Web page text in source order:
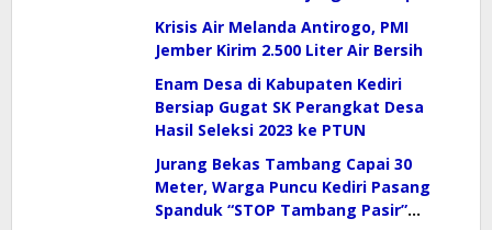
2026 (Gruop J)
Krisis Air Melanda Antirogo, PMI
Jember Kirim 2.500 Liter Air Bersih
Enam Desa di Kabupaten Kediri
Bersiap Gugat SK Perangkat Desa
Hasil Seleksi 2023 ke PTUN
Jurang Bekas Tambang Capai 30
Meter, Warga Puncu Kediri Pasang
Spanduk “STOP Tambang Pasir”